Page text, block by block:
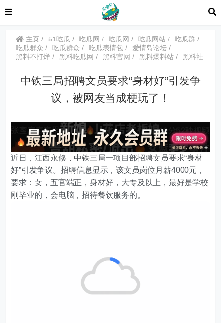
主页 51吃瓜 吃瓜网 吃瓜网 吃瓜网站
吃瓜群
吃瓜群众
吃瓜群众 吃瓜表情包
爱情岛论坛
黑料不打烊
黑料吃瓜网 黑料官网 黑料爆料站 黑料社
中铁三局招聘文员要求“身材好”引发争
议，被网友当成梗玩了！
近日，江西永修，中铁三局一项目部招聘文员要求“身材
好”引发争议。招聘信息显示，该文员岗位月薪4000元，
要求：女，五官端正，身材好，大专及以上，最好是学校
刚毕业的，会电脑，招待餐饮服务的。